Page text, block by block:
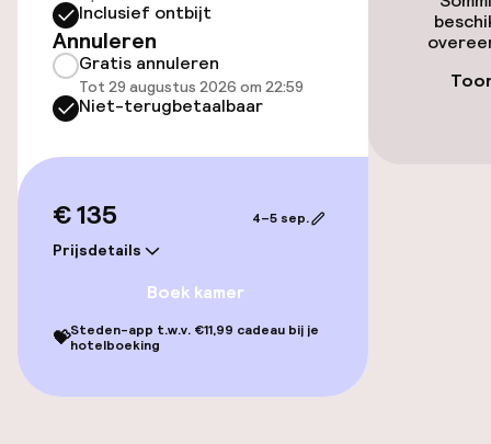
internettoegang, een wasmachine, een
strijkijzer met strijkplank en individueel
regelbare verwarming.
Parasols
Solarium
Stoombad
Turks stoombad (hamam)
Spa behandelingen
Entertainment
Inclusief ontbijt
Annuleren
Gratis annuleren
Tot 29 augustus 2026 om 22:59
Niet-terugbetaalbaar
€ 135
Prijsdetails
4–5 sep.
Boek kamer
💝Steden-app t.w.v. €11,99 cadeau bij je
hotelboeking